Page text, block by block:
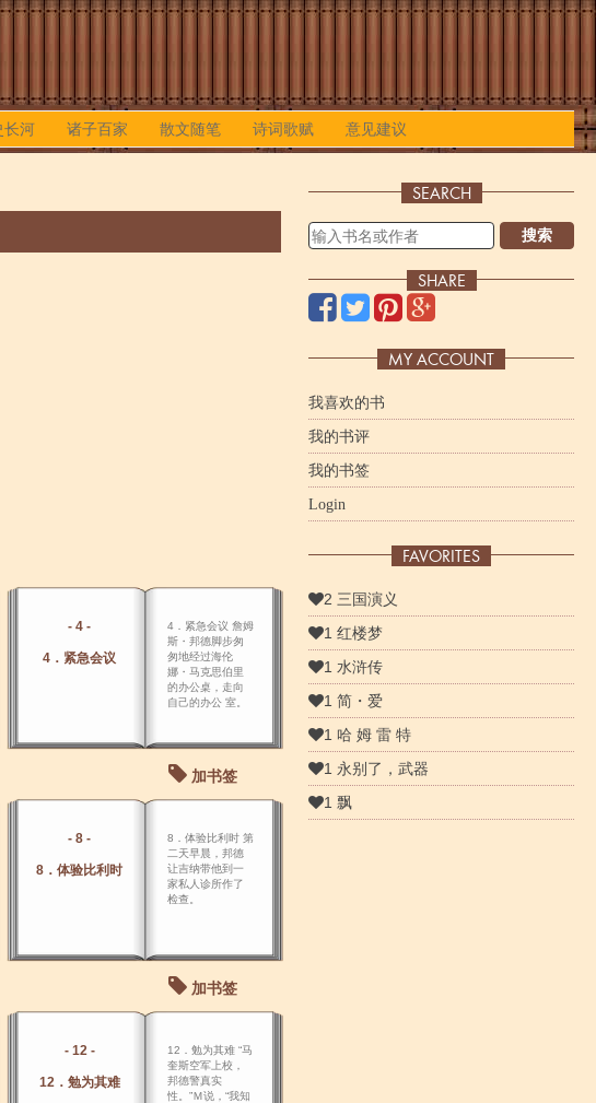
长河 诸子百家 散文随笔 诗词歌赋 意见建议
- 4 -
4．紧急会议
4．紧急会议 詹姆
斯・邦德脚步匆
匆地经过海伦
娜・马克思伯里
的办公桌，走向
自己的办公 室。
加书签
- 8 -
8．体验比利时
8．体验比利时 第
二天早晨，邦德
让吉纳带他到一
家私人诊所作了
检查。
加书签
- 12 -
12．勉为其难
12．勉为其难 “马
奎斯空军上校，
邦德警真实
性。”Ｍ说，“我知
SEARCH
搜索
SHARE
MY ACCOUNT
我喜欢的书
我的书评
我的书签
Login
FAVORITES
2 三国演义
1 红楼梦
1 水浒传
1 简・爱
1 哈 姆 雷 特
1 永别了，武器
1 飘